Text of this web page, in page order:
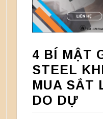
4 BÍ MẬT
STEEL
MUA SẮT
DO DỰ